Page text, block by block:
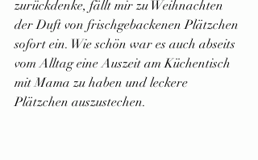
zurückdenke, fällt mir zu Weihnachten
der Duft von frischgebackenen Plätzchen
sofort ein. Wie schön war es auch abseits
vom Alltag eine Auszeit am Küchentisch
mit Mama zu haben und leckere
Plätzchen auszustechen.